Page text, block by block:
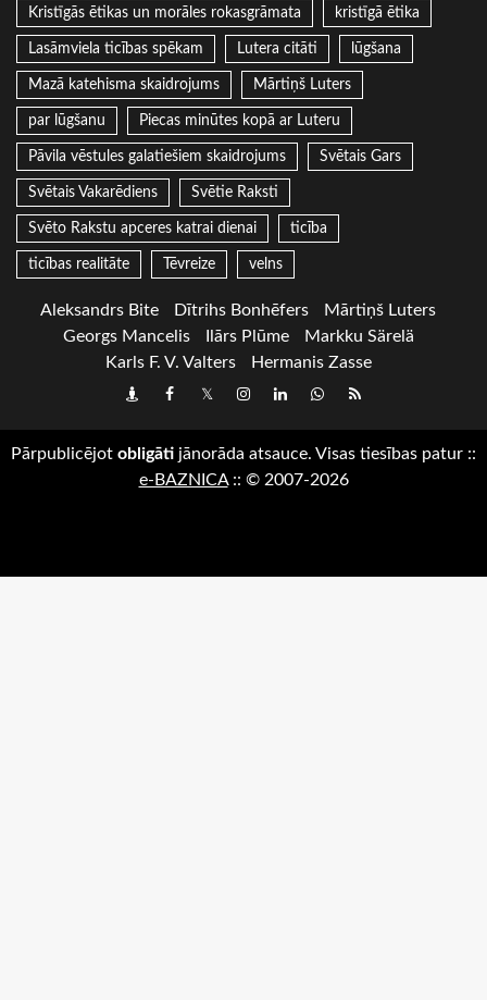
Kristīgās ētikas un morāles rokasgrāmata kristīgā ētika
Lasāmviela ticības spēkam Lutera citāti lūgšana
Mazā katehisma skaidrojums Mārtiņš Luters
par lūgšanu Piecas minūtes kopā ar Luteru
Pāvila vēstules galatiešiem skaidrojums Svētais Gars
Svētais Vakarēdiens Svētie Raksti
Svēto Rakstu apceres katrai dienai ticība
ticības realitāte Tēvreize velns
Aleksandrs Bite Dītrihs Bonhēfers
Mārtiņš Luters
Georgs Mancelis
Ilārs Plūme
Markku Särelä
Karls F. V. Valters
Hermanis Zasse
DraugiemFacebook
TwitterInstagram
LinkedInwhatsapp
RSS
Pārpublicējot obligāti jānorāda atsauce. Visas tiesības patur ::
e-BAZNICA:: © 2007-2026